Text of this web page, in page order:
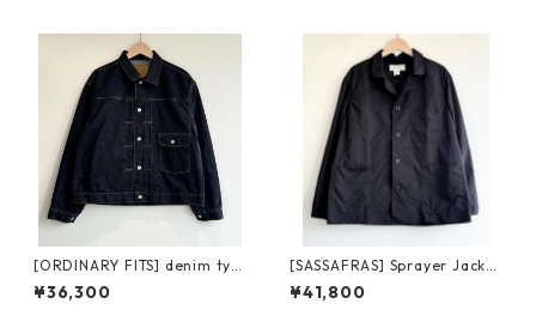
[ORDINARY FITS] denim typ
e 1st one wash オーディナリ
ーフィッツ デニムタイプファ
¥36,300
[SASSAFRAS] Sprayer Jacket
Nylon Ripstop SF-262322 サ
サフラス スプレイヤー ジャケ
¥41,800